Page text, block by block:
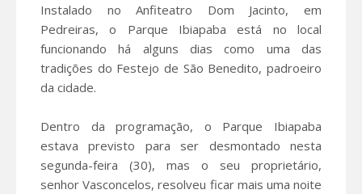
Instalado no Anfiteatro Dom Jacinto, em
Pedreiras, o Parque Ibiapaba está no local
funcionando há alguns dias como uma das
tradições do Festejo de São Benedito, padroeiro
da cidade.
Dentro da programação, o Parque Ibiapaba
estava previsto para ser desmontado nesta
segunda-feira (30), mas o seu proprietário,
senhor Vasconcelos, resolveu ficar mais uma noite